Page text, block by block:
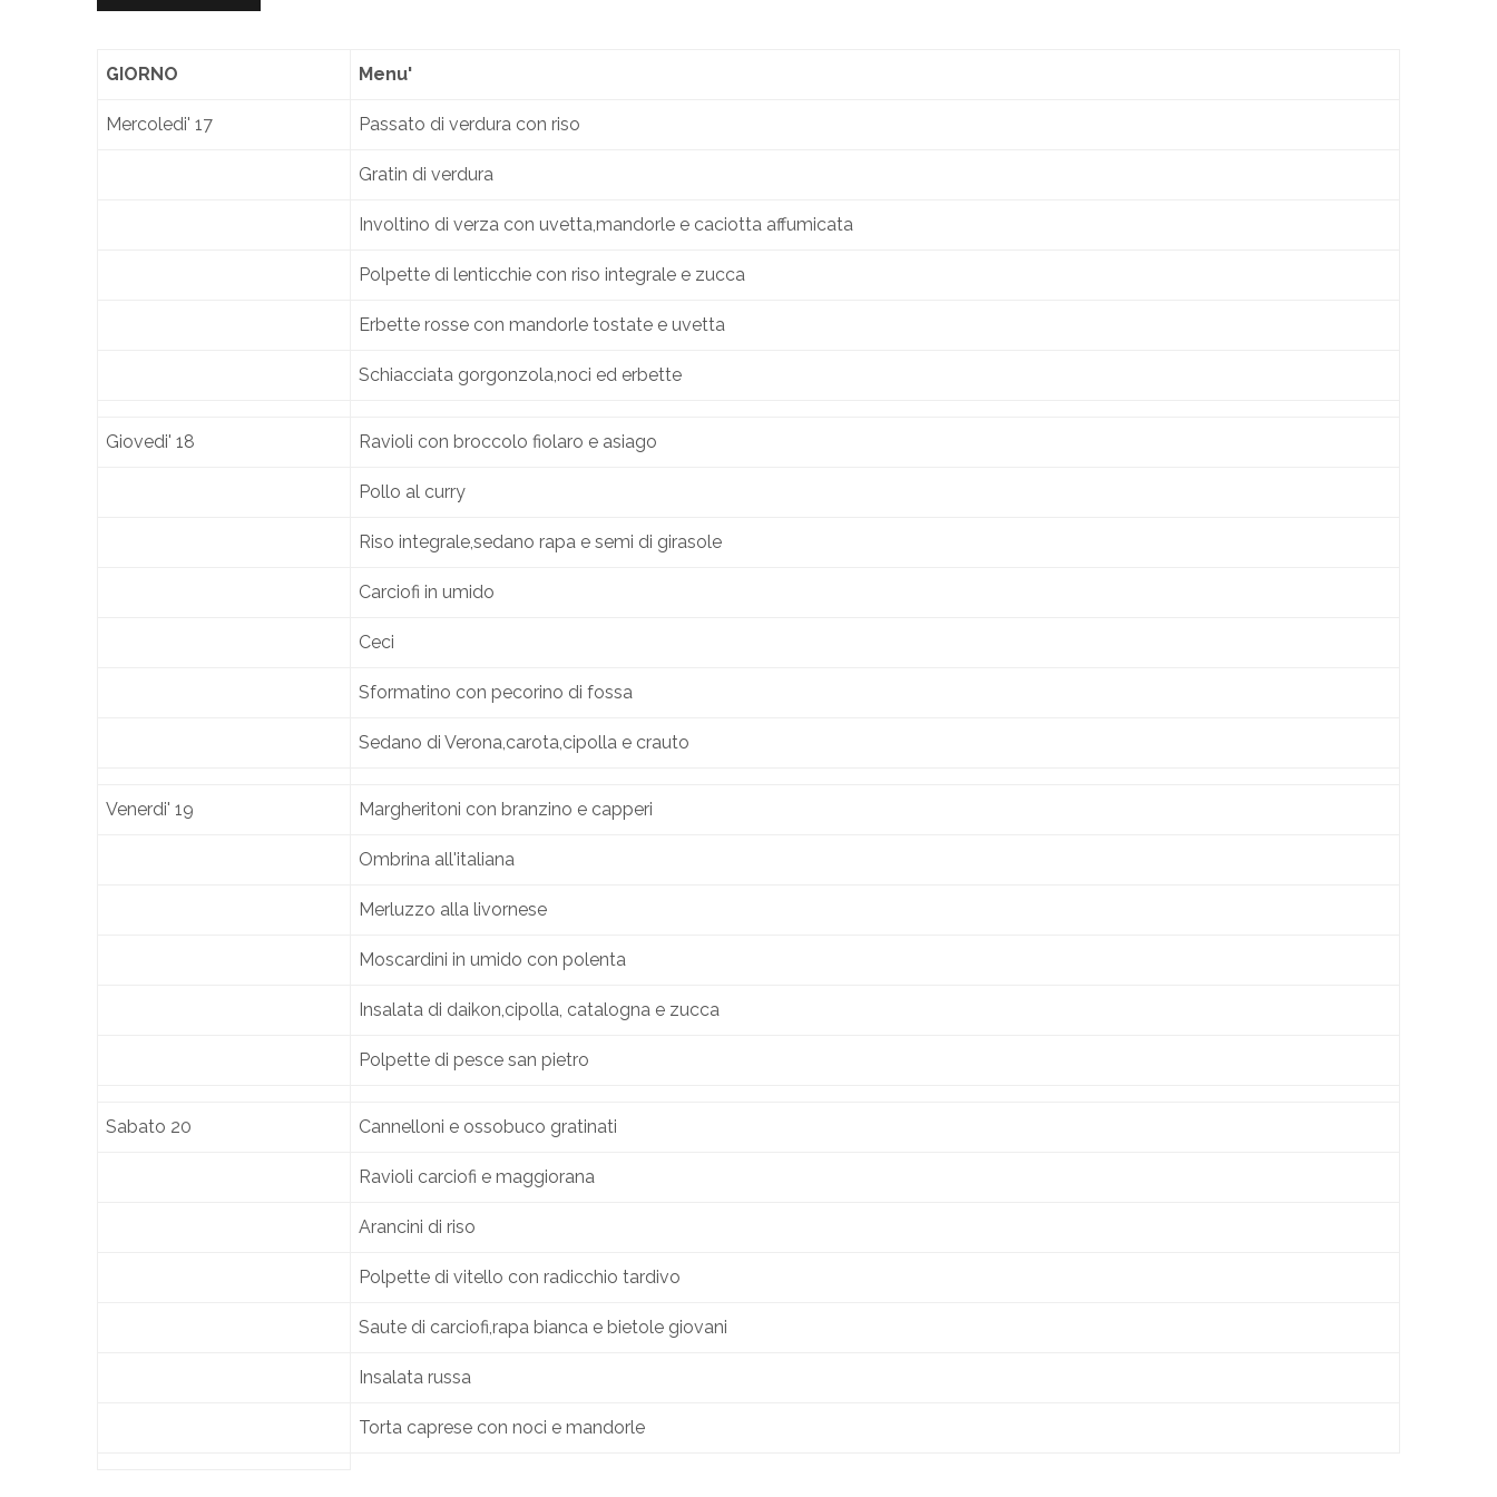
GIORNO Menu'
Mercoledi' 17 Passato di verdura con riso
Gratin di verdura
Involtino di verza con uvetta,mandorle e caciotta affumicata
Polpette di lenticchie con riso integrale e zucca
Erbette rosse con mandorle tostate e uvetta
Schiacciata gorgonzola,noci ed erbette
Giovedi' 18 Ravioli con broccolo fiolaro e asiago
Pollo al curry
Riso integrale,sedano rapa e semi di girasole
Carciofi in umido
Ceci
Sformatino con pecorino di fossa
Sedano di Verona,carota,cipolla e crauto
Venerdi' 19 Margheritoni con branzino e capperi
Ombrina all'italiana
Merluzzo alla livornese
Moscardini in umido con polenta
Insalata di daikon,cipolla, catalogna e zucca
Polpette di pesce san pietro
Sabato 20 Cannelloni e ossobuco gratinati
Ravioli carciofi e maggiorana
Arancini di riso
Polpette di vitello con radicchio tardivo
Saute di carciofi,rapa bianca e bietole giovani
Insalata russa
Torta caprese con noci e mandorle